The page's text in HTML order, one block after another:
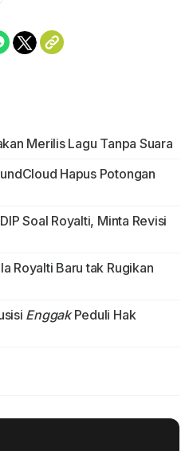
Merilis Lagu Tanpa Suara
Hapus Potongan
Soal Royalti, Minta Revisi
Royalti Baru tak Rugikan
EnggakPeduli Hak